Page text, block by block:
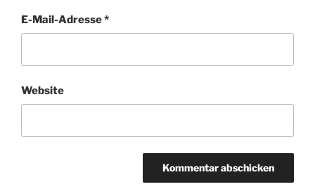
E-Mail-Adresse*
Website